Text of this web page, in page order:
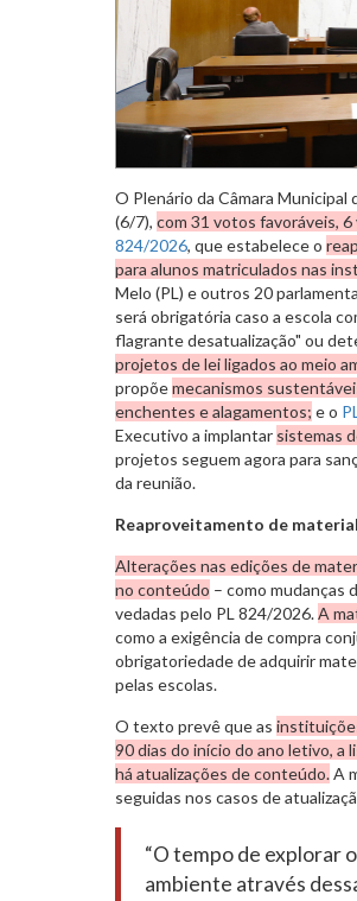
O Plenário da Câmara
(6/7), com 31 votos favoráveis,
824/2026, que estabelece o
para alunos matriculados nas
Melo (PL) e outros 20
será obrigatória caso a escola
flagrante desatualização" ou
projetos de lei ligados ao meio
propõemecanismos
enchentes e alagamentos; e o
Executivo a implantar sistemas
projetos seguem agora para
da reunião.
Reaproveitamento de material
Alterações nas edições de
no conteúdo – como mudanças
vedadas pelo PL 824/2026.A
como a exigência de compra
obrigatoriedade de adquirir
pelas escolas.
O texto prevê que as
90 dias do início do ano letivo,
há atualizações de conteúdo.A
seguidas nos casos de
“O tempo de explorar
ambiente através